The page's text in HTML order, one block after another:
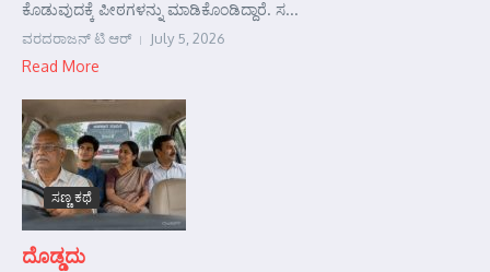
ಕೊಡುವುದಕ್ಕೆ ಪೀಠಗಳನ್ನು ಮಾಡಿಕೊಂಡಿದ್ದಾರೆ. ಸ...
ವರದರಾಜನ್ ಟಿ ಆರ್ July 5, 2026
Read More
ಸಣ್ಣ ಕಥೆ
ದೊಡ್ಡದು